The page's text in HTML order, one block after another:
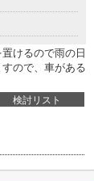
けるので雨の日
ので、車がある
検討リスト